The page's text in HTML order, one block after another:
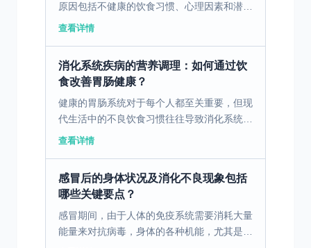
原因包括不健康的饮食习惯、心理因素和潜在
的疾病。不健康的饮食习惯，如暴饮暴食、进
查看详情
消化系统疾病的营养调理：如何通过饮
食改善胃肠健康？
健康的胃肠系统对于每个人都至关重要，但现
代生活中的不良饮食习惯往往导致消化系统疾
病的高发。通过科学合理的饮食调理，可以有
查看详情
感冒后的身体状况及消化不良现象包括
哪些关键要点？
感冒期间，由于人体的免疫系统需要消耗大量
能量来对抗病毒，身体的各种机能，尤其是消